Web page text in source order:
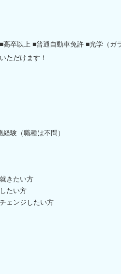
卒以上 ■普通自動車免許 ■光学（ガ
ただけます！
験（職種は不問）
きたい方
たい方
ェンジしたい方